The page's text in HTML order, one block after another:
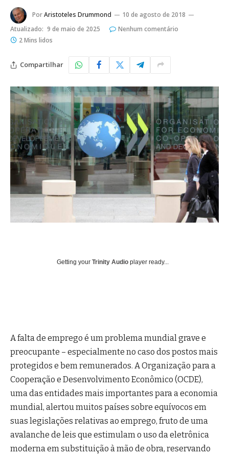
PorAristoteles Drummond
10 de agosto de 2018
Atualizado: 9 de maio de 2025
Nenhum comentário
2 Mins lidos
Compartilhar
Getting your Trinity Audio player ready...
A falta de emprego é um problema mundial grave e
preocupante – especialmente no caso dos postos mais
protegidos e bem remunerados. A Organização para a
Cooperação e Desenvolvimento Econômico (OCDE),
uma das entidades mais importantes para a economia
mundial, alertou muitos países sobre equívocos em
suas legislações relativas ao emprego, fruto de uma
avalanche de leis que estimulam o uso da eletrônica
moderna em substituição à mão de obra, reservando